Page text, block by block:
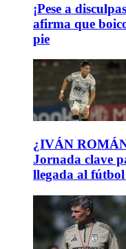
¡Pese a
afirma que
pie
¿IVÁN
Jornada clave
llegada al